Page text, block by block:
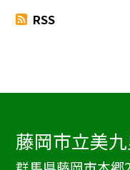
RSS
藤岡市立美